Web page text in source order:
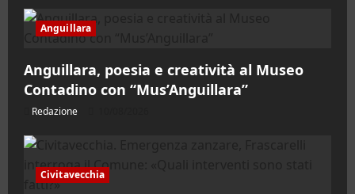
Anguillara
Anguillara, poesia e creatività al Museo
Contadino con “Mus’Anguillara”
Redazione
Civitavecchia